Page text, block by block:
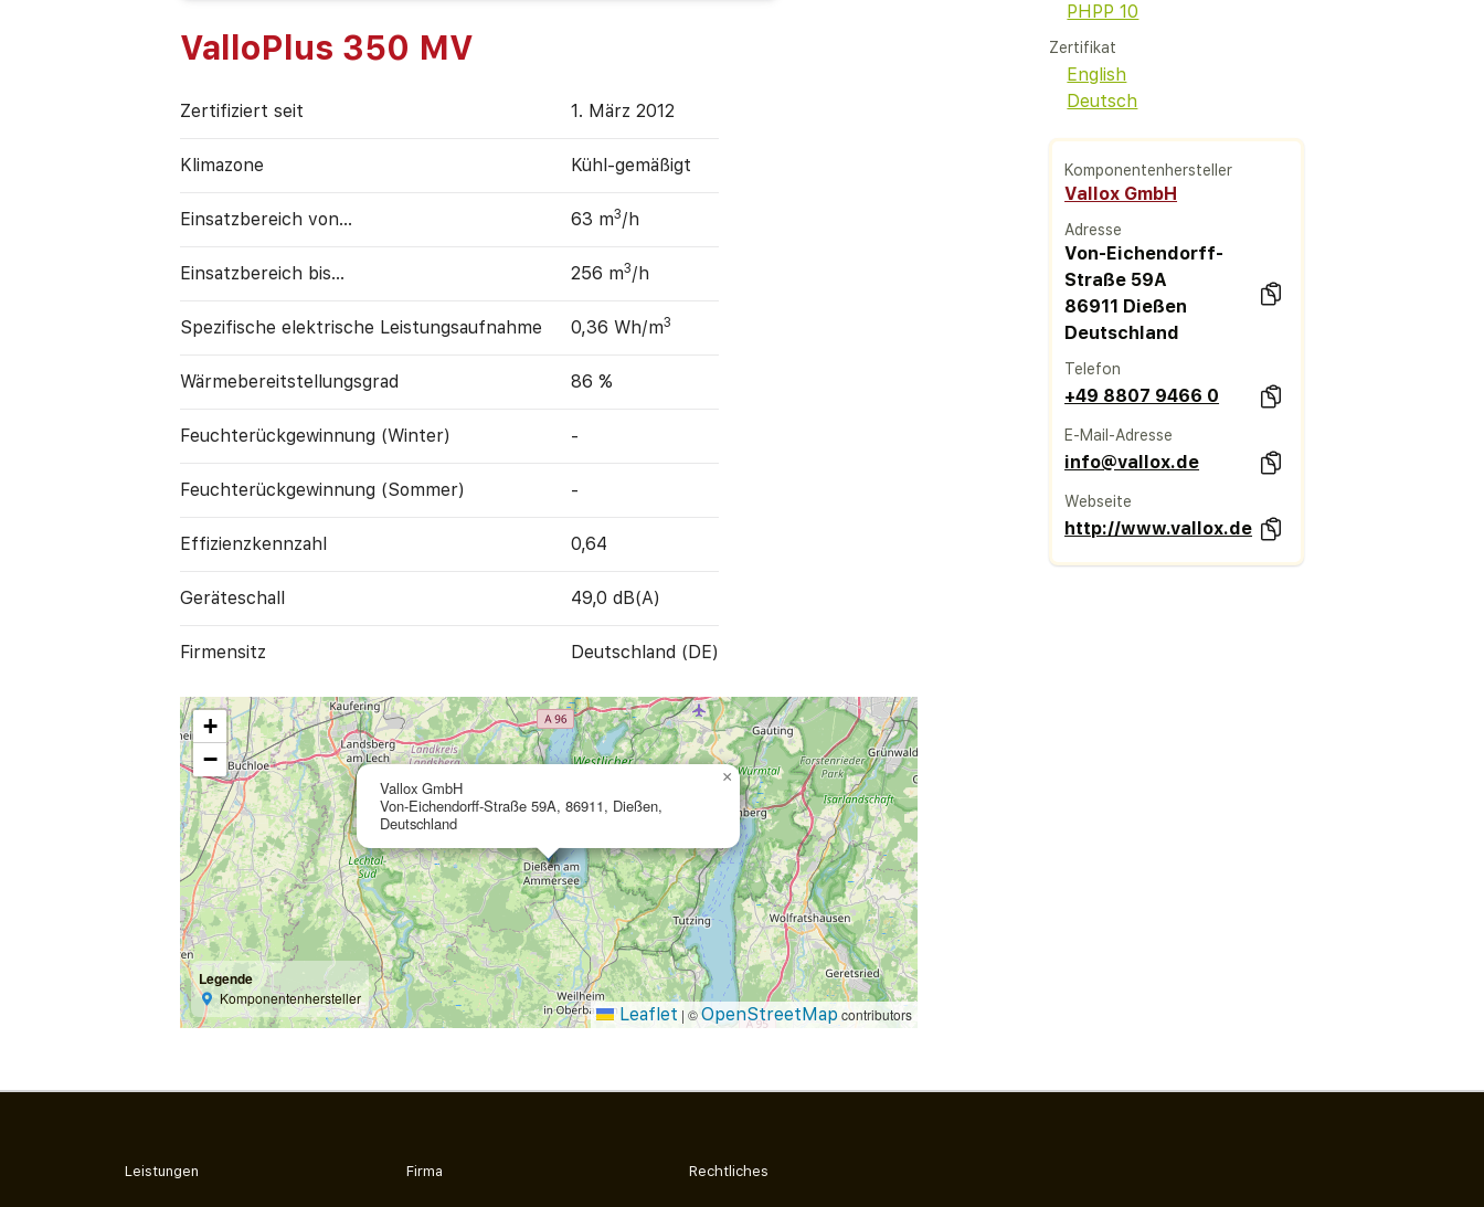
ValloPlus 350 MV
Zertifiziert seit 1. März 2012
Klimazone Kühl-gemäßigt
Einsatzbereich von... 63 m3/h
Einsatzbereich bis... 256 m3/h
Spezifische elektrische Leistungs­aufnahme 0,36 Wh/m3
Wärme­bereitstellungs­grad 86 %
Feuchte­rück­gewinnung (Winter) -
Feuchte­rück­gewinnung (Sommer) -
Effizienzkennzahl 0,64
Geräte­schall 49,0 dB(A)
Firmensitz Deutschland (DE)
Vallox GmbH
Von-Eichendorff-Straße 59A, 86911, Dießen,
Deutschland
×
+
−
Legende
Komponentenhersteller
Leaflet | ©OpenStreetMap contributors
PHPP 10
Zertifikat
English
Deutsch
Komponentenhersteller
Vallox GmbH
Adresse
Von-Eichendorff-
Straße 59A
86911 Dießen
Deutschland
Telefon
+49 8807 9466 0
E-Mail-Adresse
info@vallox.de
Webseite
http://www.vallox.de
Leistungen Firma Rechtliches